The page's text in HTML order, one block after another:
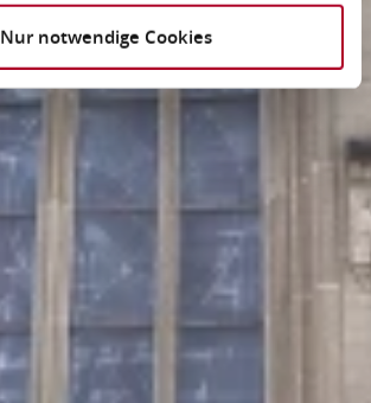
Nur notwendige Cookies